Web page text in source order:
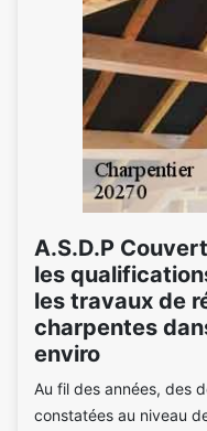
A.S.D.P
les
les travaux de
charpentes
enviro
Au fil des années, des
constatées au niveau